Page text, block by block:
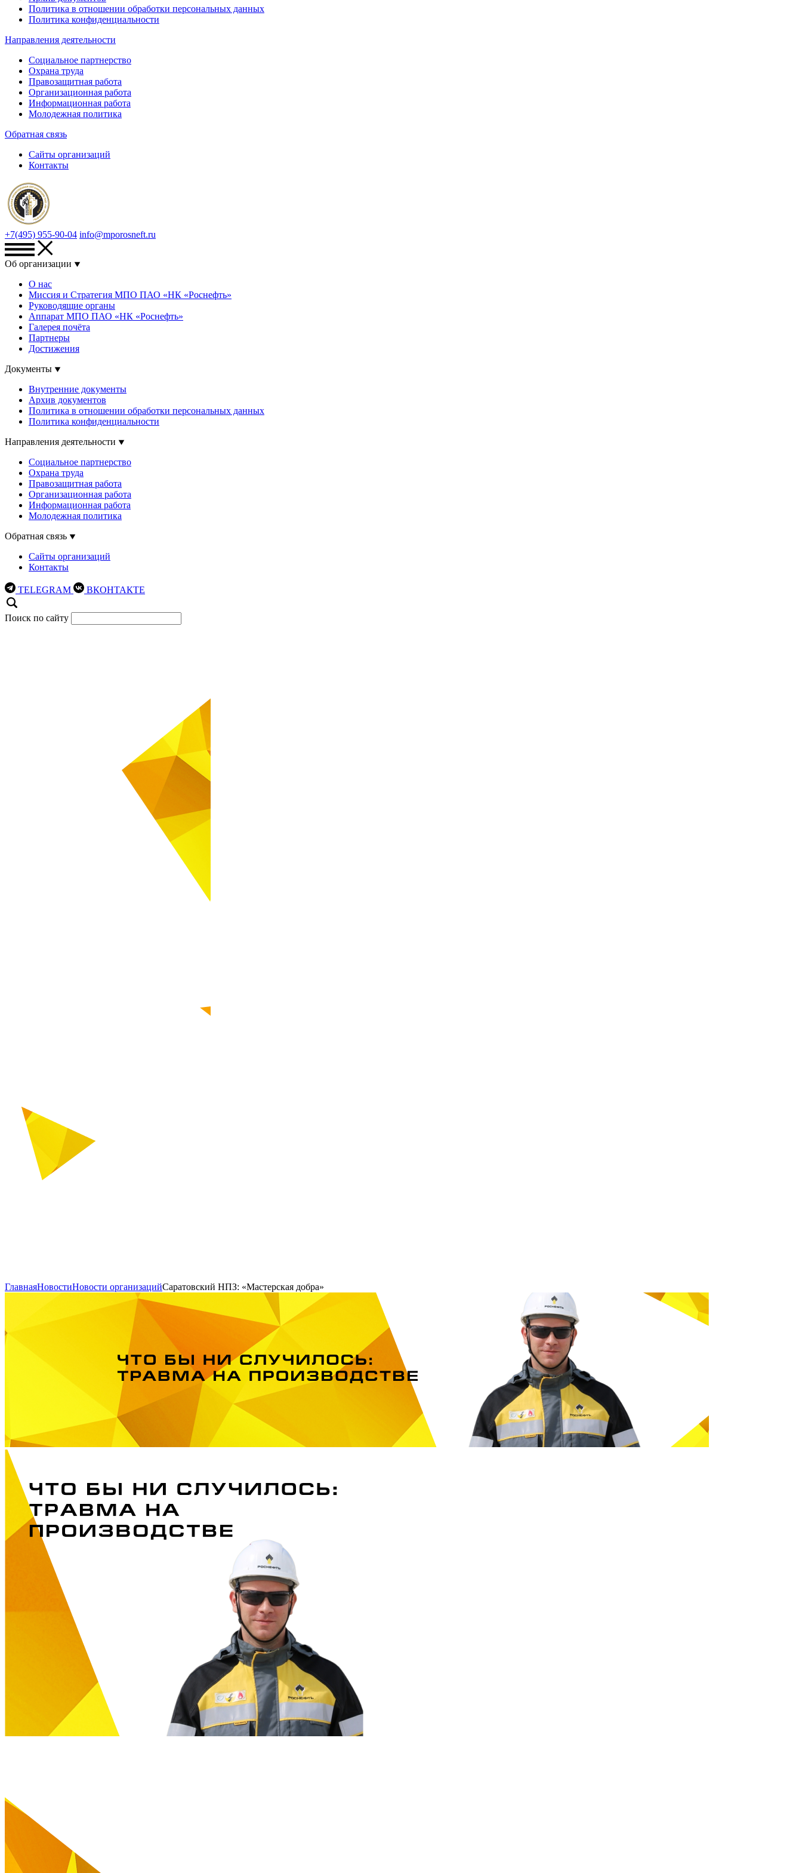
Политика в отношении обработки персональных данных
Политика конфиденциальности
Направления деятельности
Социальное партнерство
Охрана труда
Правозащитная работа
Организационная работа
Информационная работа
Молодежная политика
Обратная связь
Сайты организаций
Контакты
+7(495) 955-90-04 info@mporosneft.ru
Об организации
О нас
Миссия и Стратегия МПО ПАО «НК «Роснефть»
Руководящие органы
Аппарат МПО ПАО «НК «Роснефть»
Галерея почёта
Партнеры
Достижения
Документы
Внутренние документы
Архив документов
Политика в отношении обработки персональных данных
Политика конфиденциальности
Направления деятельности
Социальное партнерство
Охрана труда
Правозащитная работа
Организационная работа
Информационная работа
Молодежная политика
Обратная связь
Сайты организаций
Контакты
TELEGRAM ВКОНТАКТЕ
Поиск по сайту
ГлавнаяНовостиНовости организацийСаратовский НПЗ: «Мастерская добра»